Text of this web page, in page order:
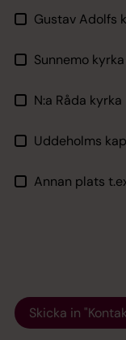
Gustav Adolfs
Sunnemo kyrka
N:a Råda kyrka
Uddeholms
Annan plats
Skicka in